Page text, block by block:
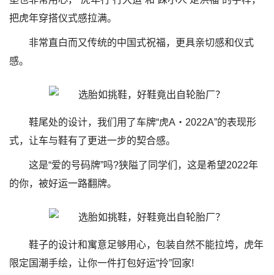
把虎年穿搭仪式感拉满。
非常直白而又传统的中国式祝福，更具亲切感和仪式
感。
鞋尾处的设计，我们用了车牌“虎A・2022A”的表现形
式，让车与鞋有了更进一步的契合感。
这是“爱的号码牌”吗?狭隘了同学们，这是希望2022年
的你，被好运一路翻牌。
鞋子的设计和寓意足够用心，包装自然不能拉垮，虎年
限定国潮手绘，让你一件打包好运“拎”回家!